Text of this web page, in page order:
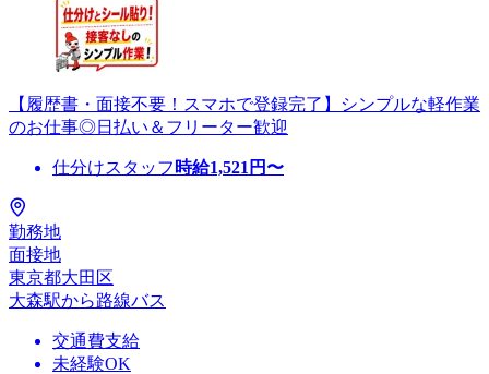
【履歴書・面接不要！スマホで登録完了】シンプルな軽作業
のお仕事◎日払い＆フリーター歓迎
仕分けスタッフ 時給1,521 円〜
勤務地
面接地
東京都大田区
大森駅から路線バス
交通費支給
未経験OK